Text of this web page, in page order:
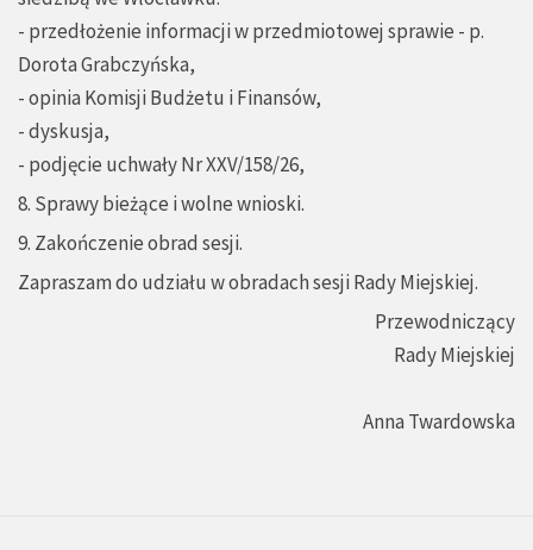
- przedłożenie informacji w przedmiotowej sprawie - p.
Dorota Grabczyńska,
- opinia Komisji Budżetu i Finansów,
- dyskusja,
- podjęcie uchwały Nr XXV/158/26,
8. Sprawy bieżące i wolne wnioski.
9. Zakończenie obrad sesji.
Zapraszam do udziału w obradach sesji Rady Miejskiej.
Przewodniczący
Rady Miejskiej
Anna Twardowska